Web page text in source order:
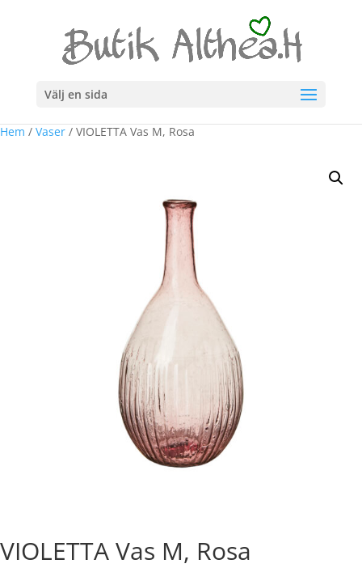
Välj en sida
Hem / Vaser / VIOLETTA Vas M, Rosa
VIOLETTA Vas M, Rosa